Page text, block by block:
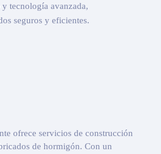
tecnología avanzada,
seguros y eficientes.
ofrece servicios de construcción
de hormigón. Con un